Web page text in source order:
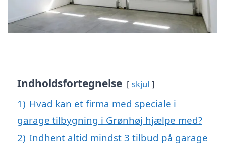
Indholdsfortegnelse skjul
1) Hvad kan et firma med speciale i
garage tilbygning i Grønhøj hjælpe med?
2) Indhent altid mindst 3 tilbud på garage